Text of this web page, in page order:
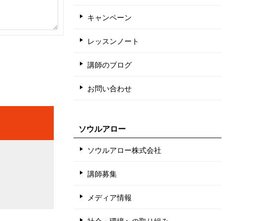
キャンペーン
レッスンノート
講師のブログ
お問い合わせ
ソウルアロー
ソウルアロー株式会社
講師募集
メディア情報